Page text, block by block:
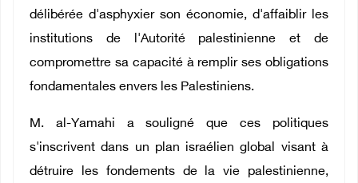
délibérée d'asphyxier son économie, d'affaiblir les
institutions de l'Autorité palestinienne et de
compromettre sa capacité à remplir ses obligations
fondamentales envers les Palestiniens.
M. al-Yamahi a souligné que ces politiques
s'inscrivent dans un plan israélien global visant à
détruire les fondements de la vie palestinienne,